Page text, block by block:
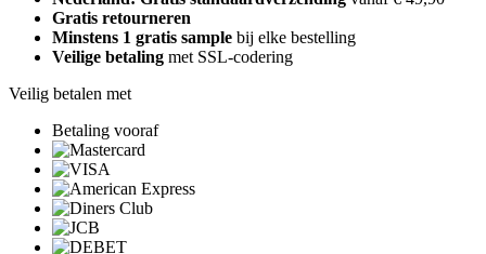
Gratis retourneren
Minstens 1 gratis sample bij elke bestelling
Veilige betaling met SSL-codering
Veilig betalen met
Betaling vooraf